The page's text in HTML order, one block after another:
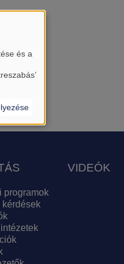
programok
kérdések
VIDEÓK
és a